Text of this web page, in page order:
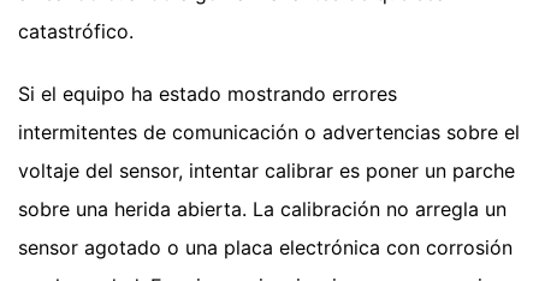
catastrófico.
Si el equipo ha estado mostrando errores
intermitentes de comunicación o advertencias sobre el
voltaje del sensor, intentar calibrar es poner un parche
sobre una herida abierta. La calibración no arregla un
sensor agotado o una placa electrónica con corrosión